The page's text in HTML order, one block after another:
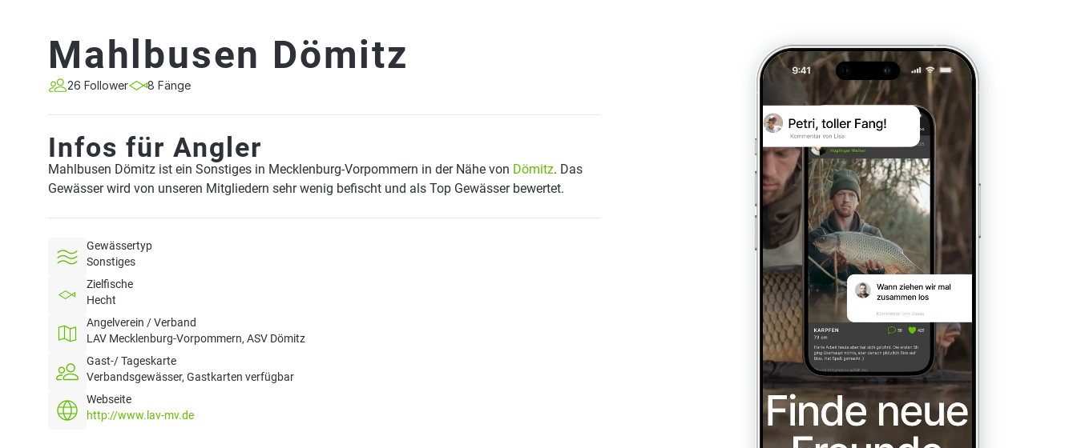
Mahlbusen Dömitz
26 Follower 8 Fänge
Infos für Angler
Mahlbusen Dömitz ist ein Sonstiges in Mecklenburg-Vorpommern in der Nähe von Dömitz. Das
Gewässer wird von unseren Mitgliedern sehr wenig befischt und als Top Gewässer bewertet.
Gewässertyp
Sonstiges
Zielfische
Hecht
Angelverein / Verband
LAV Mecklenburg-Vorpommern, ASV Dömitz
Gast-/ Tageskarte
Verbandsgewässer, Gastkarten verfügbar
Webseite
http://www.lav-mv.de